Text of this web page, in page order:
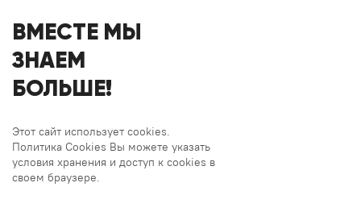
ВМЕСТЕ МЫ
ЗНАЕМ
БОЛЬШЕ!
Этот сайт использует cookies.
Политика Cookies Вы можете указать
условия хранения и доступ к cookies в
своем браузере.